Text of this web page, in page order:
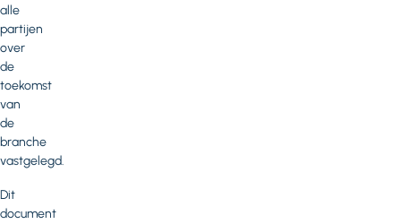
alle
partijen
over
de
toekomst
van
de
branche
vastgelegd.
Dit
document